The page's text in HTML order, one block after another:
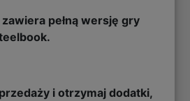
pełną wersję gry
i otrzymaj dodatki,